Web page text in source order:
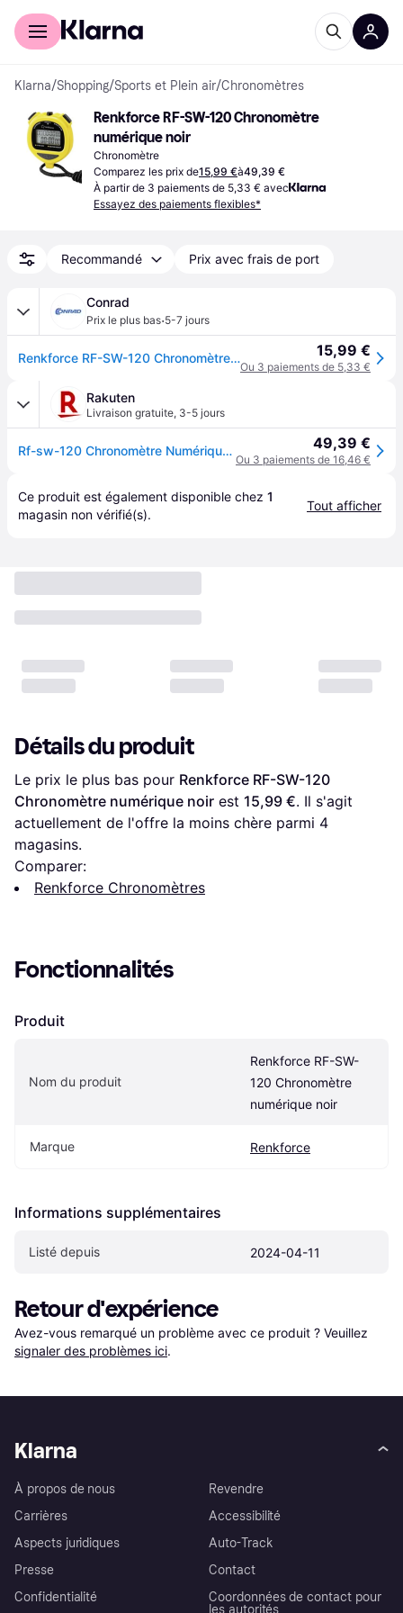
Acheter avec Klarna
Klarna/Shopping/Sports et Plein air/Chronomètres
Renkforce RF-SW-120 Chronomètre
numérique noir
Chronomètre
Comparez les prix de15,99 €à49,39 €
À partir de 3 paiements de 5,33 € avec
Essayez des paiements flexibles*
Recommandé Prix avec frais de port
Conrad
Prix le plus bas·5-7 jours
Renkforce RF-SW-120 Chronomètre numérique jaune 15,99 €
Ou 3 paiements de 5,33 €
Rakuten
Livraison gratuite, 3-5 jours
Rf-sw-120 Chronomètre Numérique Noir Y781022 - Renkforce 49,39 €
Ou 3 paiements de 16,46 €
Ce produit est également disponible chez 1
magasin non vérifié(s).
Tout afficher
Détails du produit
Le prix le plus bas pour Renkforce RF-SW-120
Chronomètre numérique noir est 15,99 €. Il s'agit
actuellement de l'offre la moins chère parmi 4
magasins.
Comparer:
Renkforce Chronomètres
Fonctionnalités
Produit
Nom du produit
Renkforce RF-SW-
120 Chronomètre
numérique noir
Marque Renkforce
Informations supplémentaires
Listé depuis 2024-04-11
Retour d'expérience
Avez-vous remarqué un problème avec ce produit ? Veuillez
signaler des problèmes ici.
Klarna
À propos de nous
Carrières
Aspects juridiques
Presse
Confidentialité
Revendre
Accessibilité
Auto-Track
Contact
Coordonnées de contact pour